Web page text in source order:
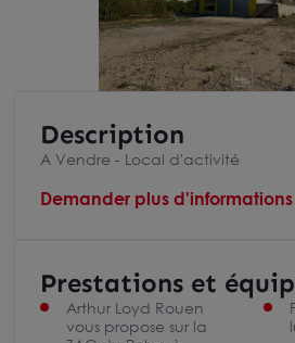
Description
A Vendre - Local d'activité
Demander plus
Prestations et
Arthur Loyd Rouen
vous propose sur la